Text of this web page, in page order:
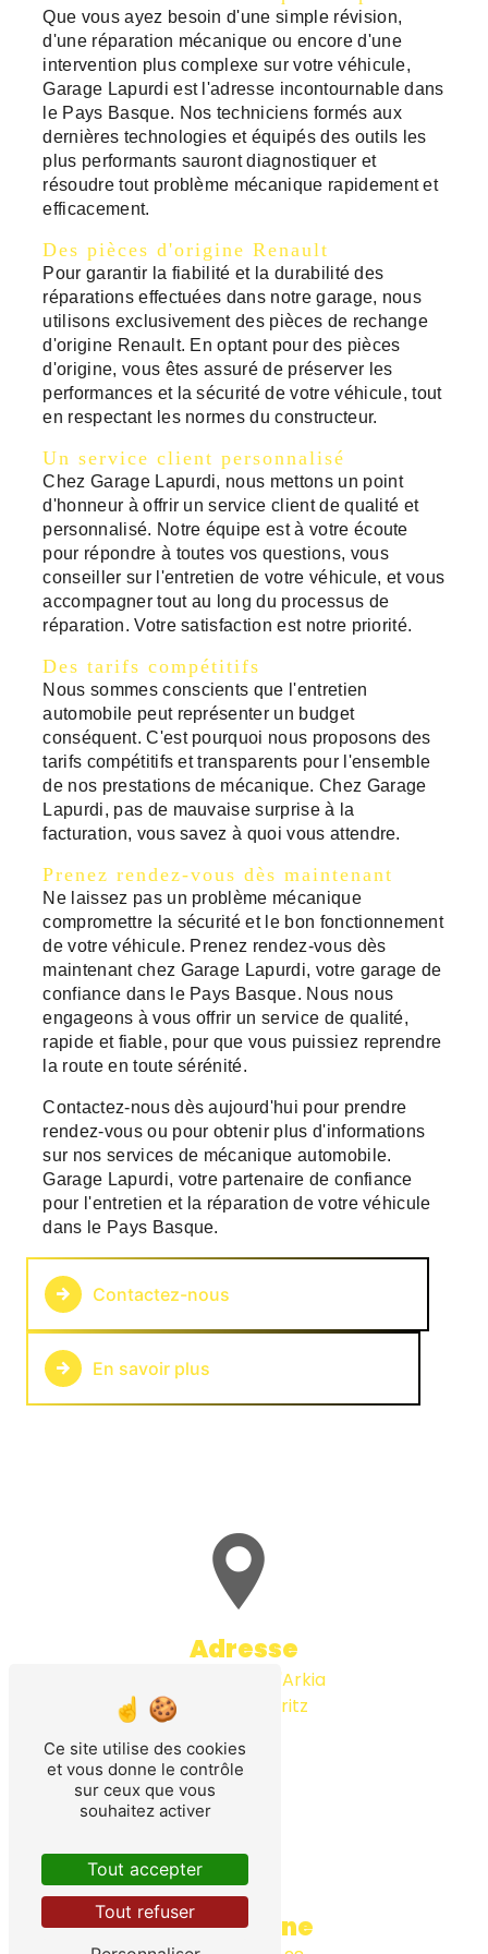
Que vous ayez besoin d'une simple révision,
d'une réparation mécanique ou encore d'une
intervention plus complexe sur votre véhicule,
Garage Lapurdi est l'adresse incontournable dans
le Pays Basque. Nos techniciens formés aux
dernières technologies et équipés des outils les
plus performants sauront diagnostiquer et
résoudre tout problème mécanique rapidement et
efficacement.
Des pièces d'origine Renault
Pour garantir la fiabilité et la durabilité des
réparations effectuées dans notre garage, nous
utilisons exclusivement des pièces de rechange
d'origine Renault. En optant pour des pièces
d'origine, vous êtes assuré de préserver les
performances et la sécurité de votre véhicule, tout
en respectant les normes du constructeur.
Un service client personnalisé
Chez Garage Lapurdi, nous mettons un point
d'honneur à offrir un service client de qualité et
personnalisé. Notre équipe est à votre écoute
pour répondre à toutes vos questions, vous
conseiller sur l'entretien de votre véhicule, et vous
accompagner tout au long du processus de
réparation. Votre satisfaction est notre priorité.
Des tarifs compétitifs
Nous sommes conscients que l'entretien
automobile peut représenter un budget
conséquent. C'est pourquoi nous proposons des
tarifs compétitifs et transparents pour l'ensemble
de nos prestations de mécanique. Chez Garage
Lapurdi, pas de mauvaise surprise à la
facturation, vous savez à quoi vous attendre.
Prenez rendez-vous dès maintenant
Ne laissez pas un problème mécanique
compromettre la sécurité et le bon fonctionnement
de votre véhicule. Prenez rendez-vous dès
maintenant chez Garage Lapurdi, votre garage de
confiance dans le Pays Basque. Nous nous
engageons à vous offrir un service de qualité,
rapide et fiable, pour que vous puissiez reprendre
la route en toute sérénité.
Contactez-nous dès aujourd'hui pour prendre
rendez-vous ou pour obtenir plus d'informations
sur nos services de mécanique automobile.
Garage Lapurdi, votre partenaire de confiance
pour l'entretien et la réparation de votre véhicule
dans le Pays Basque.
En savoir plus
Contactez-nous
Adresse
64 Impasse d'Arkia
64480 Ustaritz
Téléphone
Ce site utilise des cookies
et vous donne le contrôle
sur ceux que vous
souhaitez activer
Tout accepter
Tout refuser